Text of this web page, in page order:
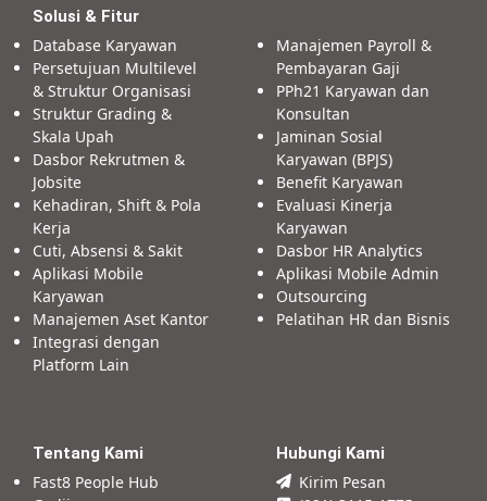
Solusi & Fitur
Database Karyawan
Persetujuan Multilevel
& Struktur Organisasi
Struktur Grading &
Skala Upah
Dasbor Rekrutmen &
Jobsite
Kehadiran, Shift & Pola
Kerja
Cuti, Absensi & Sakit
Aplikasi Mobile
Karyawan
Manajemen Aset Kantor
Integrasi dengan
Platform Lain
Manajemen Payroll &
Pembayaran Gaji
PPh21 Karyawan dan
Konsultan
Jaminan Sosial
Karyawan (BPJS)
Benefit Karyawan
Evaluasi Kinerja
Karyawan
Dasbor HR Analytics
Aplikasi Mobile Admin
Outsourcing
Pelatihan HR dan Bisnis
Tentang Kami
Fast8 People Hub
Hubungi Kami
Kirim Pesan